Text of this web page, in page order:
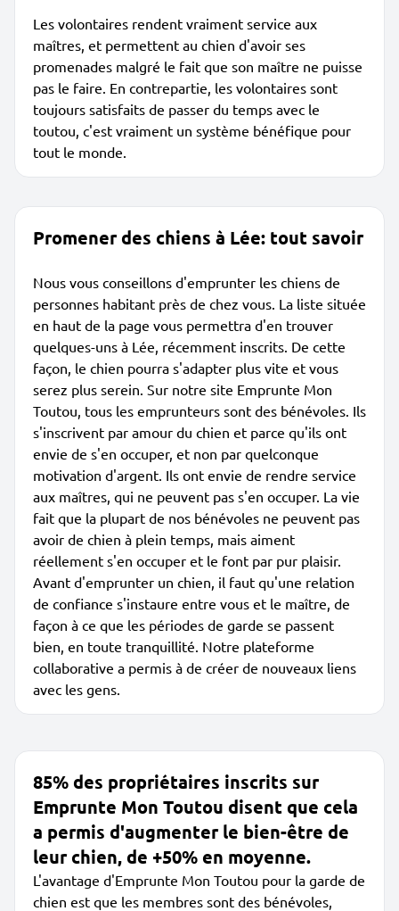
Les volontaires rendent vraiment service aux
maîtres, et permettent au chien d'avoir ses
promenades malgré le fait que son maître ne puisse
pas le faire. En contrepartie, les volontaires sont
toujours satisfaits de passer du temps avec le
toutou, c'est vraiment un système bénéfique pour
tout le monde.
Promener des chiens à Lée: tout savoir
Nous vous conseillons d'emprunter les chiens de
personnes habitant près de chez vous. La liste située
en haut de la page vous permettra d'en trouver
quelques-uns à Lée, récemment inscrits. De cette
façon, le chien pourra s'adapter plus vite et vous
serez plus serein. Sur notre site Emprunte Mon
Toutou, tous les emprunteurs sont des bénévoles. Ils
s'inscrivent par amour du chien et parce qu'ils ont
envie de s'en occuper, et non par quelconque
motivation d'argent. Ils ont envie de rendre service
aux maîtres, qui ne peuvent pas s'en occuper. La vie
fait que la plupart de nos bénévoles ne peuvent pas
avoir de chien à plein temps, mais aiment
réellement s'en occuper et le font par pur plaisir.
Avant d'emprunter un chien, il faut qu'une relation
de confiance s'instaure entre vous et le maître, de
façon à ce que les périodes de garde se passent
bien, en toute tranquillité. Notre plateforme
collaborative a permis à de créer de nouveaux liens
avec les gens.
85% des propriétaires inscrits sur
Emprunte Mon Toutou disent que cela
a permis d'augmenter le bien-être de
leur chien, de +50% en moyenne.
L'avantage d'Emprunte Mon Toutou pour la garde de
chien est que les membres sont des bénévoles,